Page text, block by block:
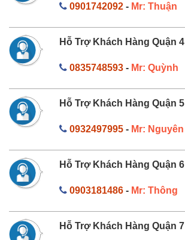
0901742092- Mr: Thuận
Hỗ Trợ Khách Hàng Quận 4
0835748593- Mr: Quỳnh
Hỗ Trợ Khách Hàng Quận 5
0932497995- Mr: Nguyên
Hỗ Trợ Khách Hàng Quận 6
0903181486- Mr: Thông
Hỗ Trợ Khách Hàng Quận 7